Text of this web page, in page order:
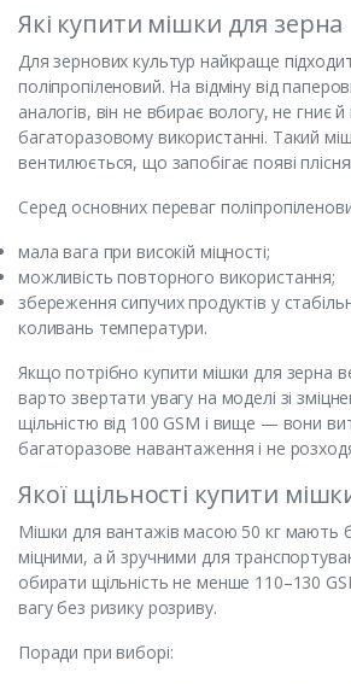
Які купити мішки для зерна
Для зернових культур найкраще
поліпропіленовий. На відміну від
аналогів, він не вбирає вологу, не гниє
багаторазовому використанні. Такий
вентилюється, що запобігає появі
Серед основних переваг
мала вага при високій міцності;
можливість повторного використання;
збереження сипучих продуктів у
коливань температури.
Якщо потрібно купити мішки для зерна
варто звертати увагу на моделі зі
щільністю від 100 GSM і вище — вони
багаторазове навантаження і не
Якої щільності купити
Мішки для вантажів масою 50 кг мають
міцними, а й зручними для
обирати щільність не менше 110–130
вагу без ризику розриву.
Поради при виборі: